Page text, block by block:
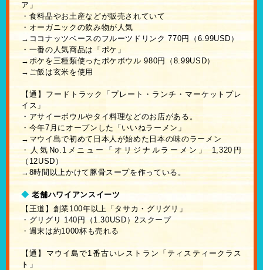
ア」
・食料品やお土産などが販売されていて
・オーガニックの飲み物が人気
→ココナッツベースのフルーツドリンク 770円（6.99USD）
・一番の人気商品は「ポケ」
→ポケを三種類使ったポケボウル 980円（8.99USD）
→ご飯は玄米を使用
【通】フードトラック「プレート・ランチ・マーケットプレ
イス」
・アサイーボウルやタイ料理などのお店がある。
・今年7月にオープンした「いいねラーメン」
→マウイ島で初めて日本人が始めた日本の味のラーメン
・人気No.1メニュー「オリジナルラーメン」 1,320円
（12USD）
→8時間以上かけて豚骨スープを作っている。
◆ 老舗ハワイアンスイーツ
【王道】創業100年以上「タサカ・グリグリ」
・グリグリ 140円（1.30USD）2スクープ
・週末は約1000杯も売れる
【通】マウイ島で1番古いレストラン「ティスティークラス
ト」